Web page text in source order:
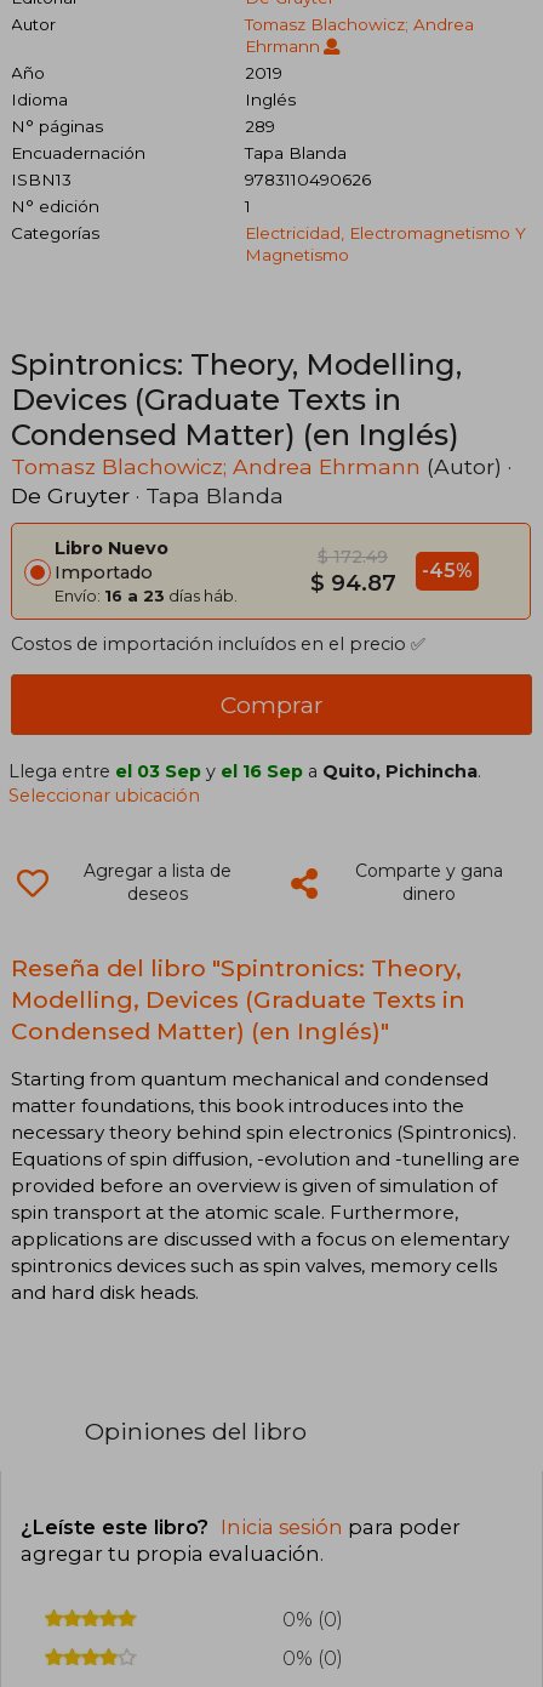
Autor
Tomasz Blachowicz; Andrea
Ehrmann
Año
2019
Idioma
Inglés
N° páginas
289
Encuadernación
Tapa Blanda
ISBN13
9783110490626
N° edición
1
Categorías
Electricidad, Electromagnetismo Y
Magnetismo
Spintronics: Theory, Modelling,
Devices (Graduate Texts in
Condensed Matter) (en Inglés)
Tomasz Blachowicz; Andrea Ehrmann (Autor) ·
De Gruyter · Tapa Blanda
Libro Nuevo
Importado
Envío: 16 a 23 días háb.
$ 172.49
$ 94.87 -45%
Costos de importación incluídos en el precio ✅
Comprar
Llega entre el 03 Sep y el 16 Sep a Quito, Pichincha.
Seleccionar ubicación
Agregar a lista de
deseos
Comparte y gana
dinero
Reseña del libro "Spintronics: Theory,
Modelling, Devices (Graduate Texts in
Condensed Matter) (en Inglés)"
Starting from quantum mechanical and condensed
matter foundations, this book introduces into the
necessary theory behind spin electronics (Spintronics).
Equations of spin diffusion, -evolution and -tunelling are
provided before an overview is given of simulation of
spin transport at the atomic scale. Furthermore,
applications are discussed with a focus on elementary
spintronics devices such as spin valves, memory cells
and hard disk heads.
Opiniones del libro
¿Leíste este libro? Inicia sesión para poder
agregar tu propia evaluación.
0% (0)
0% (0)